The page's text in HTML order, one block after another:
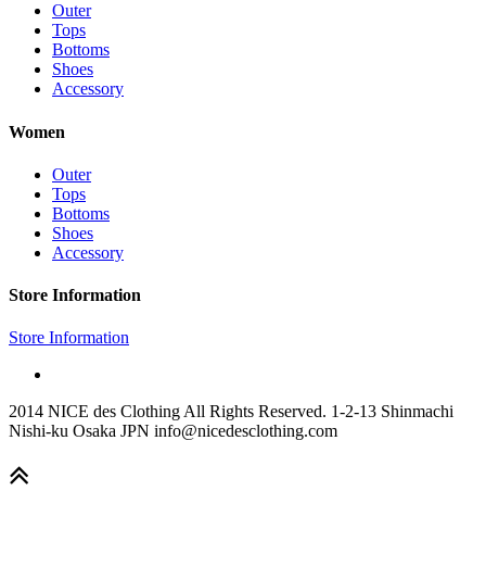
Outer
Tops
Bottoms
Shoes
Accessory
Women
Outer
Tops
Bottoms
Shoes
Accessory
Store Information
Store Information
2014 NICE des Clothing All Rights Reserved. 1-2-13 Shinmachi
Nishi-ku Osaka JPN info@nicedesclothing.com